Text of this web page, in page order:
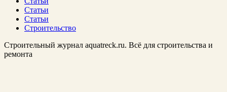
Статьи
Статьи
Строительство
Строительный журнал aquatreck.ru. Всё для строительства и
ремонта